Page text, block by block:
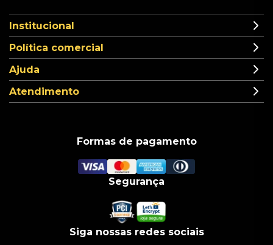
Institucional
Política comercial
Ajuda
Atendimento
Formas de pagamento
Segurança
Siga nossas redes sociais